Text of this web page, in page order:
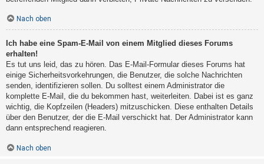
Nach oben
Ich habe eine Spam-E-Mail von einem Mitglied dieses Forums
erhalten!
Es tut uns leid, das zu hören. Das E-Mail-Formular dieses Forums hat
einige Sicherheitsvorkehrungen, die Benutzer, die solche Nachrichten
senden, identifizieren sollen. Du solltest einem Administrator die
komplette E-Mail, die du bekommen hast, weiterleiten. Dabei ist es ganz
wichtig, die Kopfzeilen (Headers) mitzuschicken. Diese enthalten Details
über den Benutzer, der die E-Mail verschickt hat. Der Administrator kann
dann entsprechend reagieren.
Nach oben